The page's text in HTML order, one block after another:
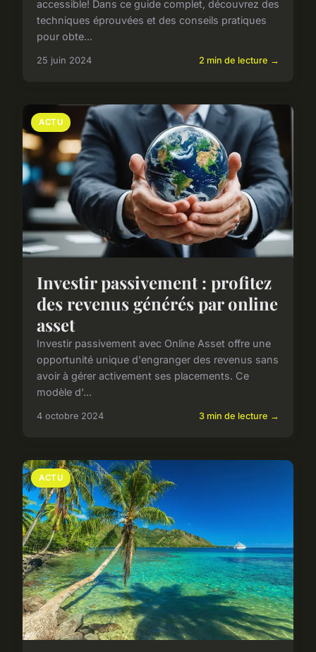
accessible! Dans ce guide complet, découvrez des
techniques éprouvées et des conseils pratiques
pour obte...
25 juin 2024 2 min de lecture →
ACTU
Investir passivement : profitez
des revenus générés par online
asset
Investir passivement avec Online Asset offre une
opportunité unique d'engranger des revenus sans
avoir à gérer activement ses placements. Ce
modèle d'...
4 octobre 2024 3 min de lecture →
ACTU